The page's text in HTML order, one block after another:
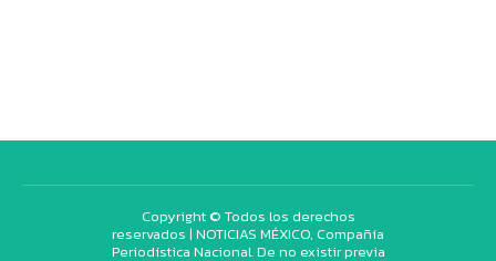
Copyright © Todos los derechos
reservados | NOTICIAS MÉXICO, Compañía
Periodística Nacional. De no existir previa